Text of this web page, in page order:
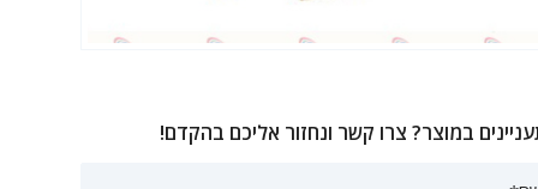
במוצר? צרו קשר ונחזור אליכם בהקדם!